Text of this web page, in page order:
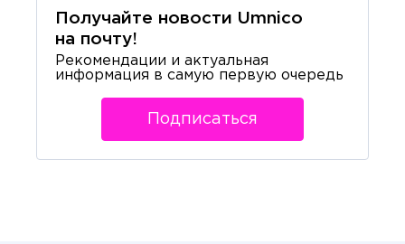
Получайте новости Umnico
на почту!
Рекомендации и актуальная
информация в самую первую очередь
Подписаться